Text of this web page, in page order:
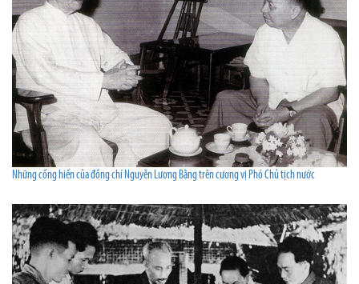
Những cống hiến của đồng chí Nguyễn Lương Bằng trên cương vị Phó Chủ tịch nước